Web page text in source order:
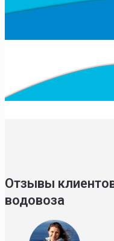
Отзывы
водовоза